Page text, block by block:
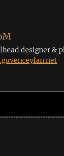
designer &